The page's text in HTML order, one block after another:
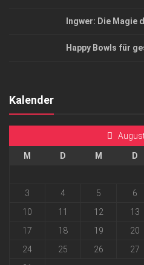
Ingwer: Die Magie
Happy Bowls für
Kalender
M D M D
3
4 5 6
10
11 12 13
17
18 19 20
24
25 26 27